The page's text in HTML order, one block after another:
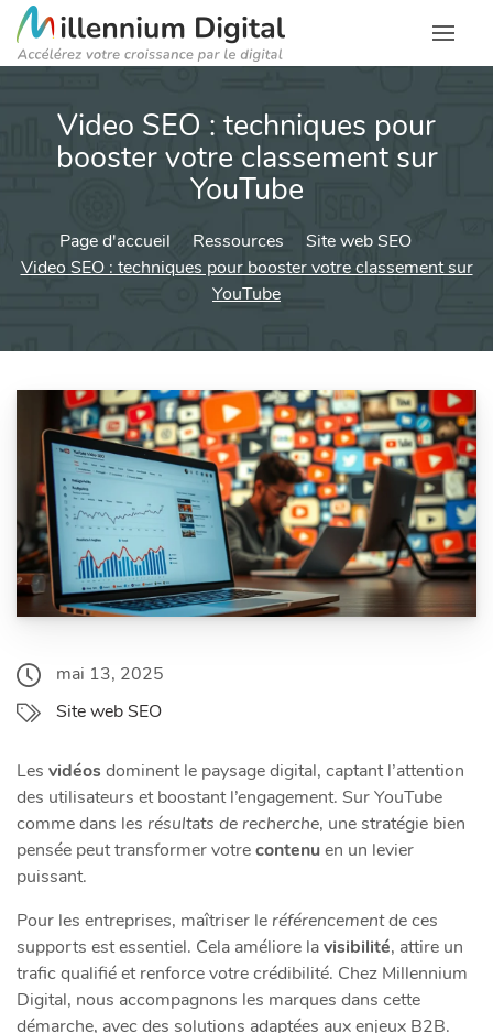
Video SEO : techniques pour
booster votre classement sur
YouTube
Page d'accueil Ressources
Site web SEO
Video SEO : techniques pour booster votre classement sur
YouTube
mai 13, 2025
Site web SEO
Les vidéosdominent le paysage digital, captant l’attention
des utilisateurs et boostant l’engagement. Sur YouTube
comme dans les résultats de recherche, une stratégie bien
pensée peut transformer votrecontenuen un levier
puissant.
Pour les entreprises, maîtriser le référencementde ces
supports est essentiel. Cela améliore lavisibilité, attire un
trafic qualifié et renforce votre crédibilité. Chez Millennium
Digital, nous accompagnons les marques dans cette
démarche, avec des solutions adaptées aux enjeux B2B.